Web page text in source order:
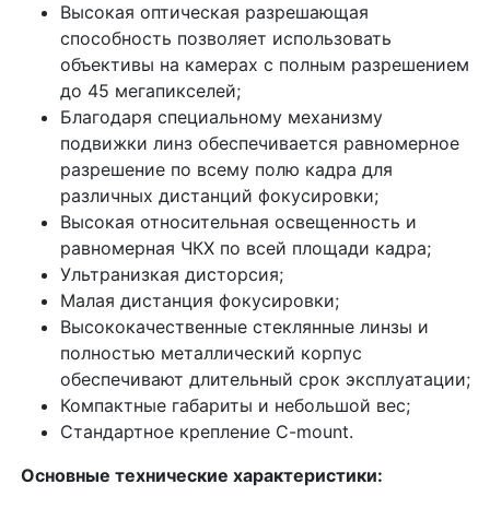
Высокая оптическая разрешающая
способность позволяет использовать
объективы на камерах с полным разрешением
до 45 мегапикселей;
Благодаря специальному механизму
подвижки линз обеспечивается равномерное
разрешение по всему полю кадра для
различных дистанций фокусировки;
Высокая относительная освещенность и
равномерная ЧКХ по всей площади кадра;
Ультранизкая дисторсия;
Малая дистанция фокусировки;
Высококачественные стеклянные линзы и
полностью металлический корпус
обеспечивают длительный срок эксплуатации;
Компактные габариты и небольшой вес;
Стандартное крепление C-mount.
Основные технические характеристики: